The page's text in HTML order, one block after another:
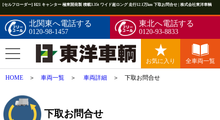
[セルフローダー] H21 キャンター 極東開発製 積載3.35t ワイド超ロング 走行12.1万km 下取お問合せ | 株式会社東洋車輌
北関東へ電話する
0120-98-1457
東北へ電話する
0120-93-8833
お気に入り 全車両一覧
HOME ＞車両一覧 ＞車両詳細 ＞ 下取お問合せ
下取お問合せ